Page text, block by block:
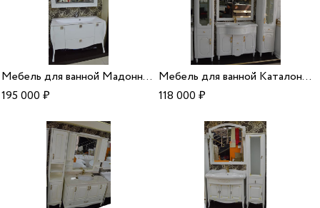
Мебель для ванной Мадонна белый ручки камни сваровски
195 000₽
Мебель для ванной Каталония цвет белый
118 000₽